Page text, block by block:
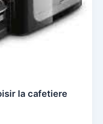
la cafetiere